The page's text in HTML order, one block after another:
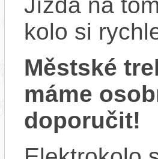
kolo si
Městské
máme
doporučit!